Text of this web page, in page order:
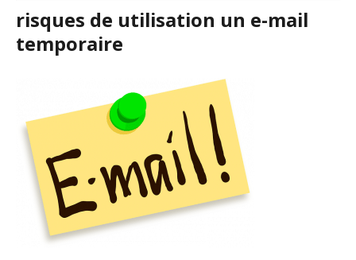
risques de utilisation un e-mail
temporaire